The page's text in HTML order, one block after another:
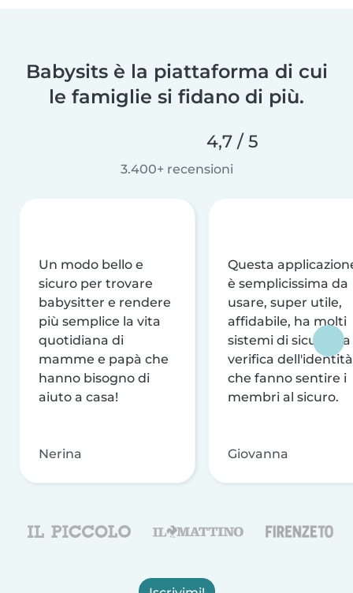
Babysits è la piattaforma di cui
le famiglie si fidano di più.
4,7 / 5
3.400+ recensioni
Un modo bello e
sicuro per trovare
babysitter e rendere
più semplice la vita
quotidiana di
mamme e papà che
hanno bisogno di
aiuto a casa!
Nerina
Questa
è semplicissima da
usare, super utile,
affidabile, ha molti
sistemi di sicurezza
verifica dell'identità
che fanno sentire i
membri al sicuro.
Giovanna